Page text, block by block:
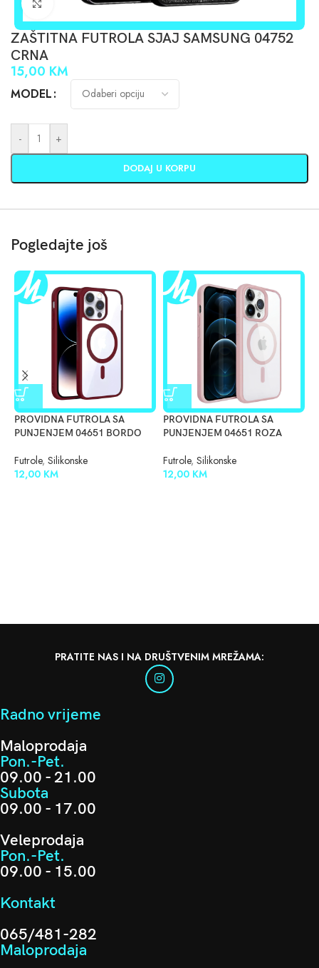
Click to enlarge
ZAŠTITNA FUTROLA SJAJ SAMSUNG 04752
CRNA
15,00 KM
MODEL
- +
DODAJ U KORPU
Pogledajte još
PROVIDNA FUTROLA SA
PUNJENJEM 04651 BORDO
Futrole, Silikonske
12,00 KM
PROVIDNA FUTROLA SA
PUNJENJEM 04651 ROZA
Futrole, Silikonske
12,00 KM
PRATITE NAS I NA DRUŠTVENIM MREŽAMA:
Radno vrijeme
Maloprodaja
Pon.-Pet.
09.00 - 21.00
Subota
09.00 - 17.00
Veleprodaja
Pon.-Pet.
09.00 - 15.00
Kontakt
065/481-282
Maloprodaja